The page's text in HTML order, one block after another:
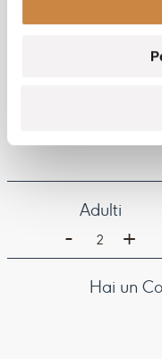
Adulti
2
- +
Hai un